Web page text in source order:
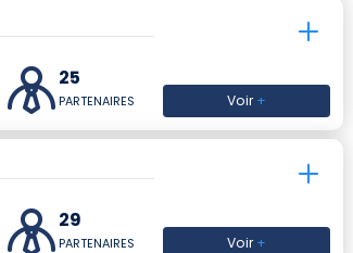
25
PARTENAIRES Voir+
29
PARTENAIRES Voir+